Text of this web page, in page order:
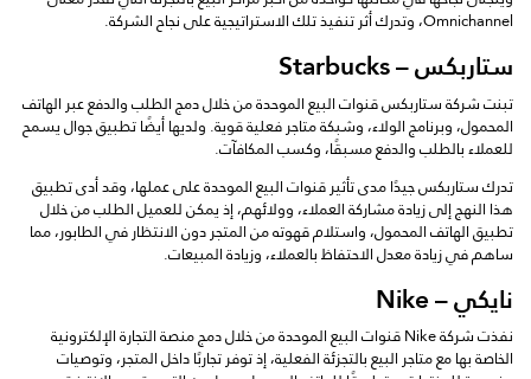
Omnichannel، وتدرك أثر تنفيذ تلك الاستراتيجية على نجاح الشركة.
ستاربكس – Starbucks
تبنت شركة ستاربكس قنوات البيع الموحدة من خلال دمج الطلب والدفع عبر الهاتف
المحمول، وبرنامج الولاء، وشبكة متاجر فعلية قوية. ولديها أيضًا تطبيق جوال يسمح
للعملاء بالطلب والدفع مسبقًا، وكسب المكافآت.
تدرك ستاربكس جيدًا مدى تأثير قنوات البيع الموحدة على عملها، وقد أدى تطبيق
هذا النهج إلى زيادة مشاركة العملاء، وولائهم، إذ يمكن للعميل الطلب من خلال
تطبيق الهاتف المحمول، واستلام قهوته من المتجر دون الانتظار في الطابور، مما
ساهم في زيادة معدل الاحتفاظ بالعملاء، وزيادة المبيعات.
نايكي – Nike
نفذت شركة Nike قنوات البيع الموحدة من خلال دمج منصة التجارة الإلكترونية
الخاصة بها مع متاجر البيع بالتجزئة الفعلية، إذ توفر تجاربًا داخل المتجر، وتوصيات